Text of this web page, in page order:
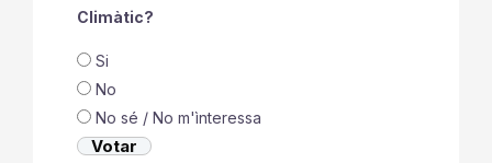
Climàtic?
Si
No
No sé / No m'ìnteressa